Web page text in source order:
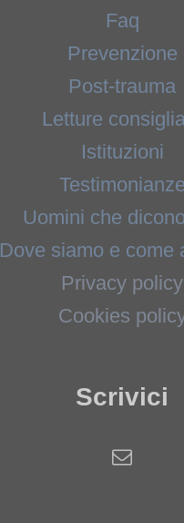
Faq
Prevenzione
Post-trauma
Letture
Istituzioni
Testimonianze
Uomini che
Dove siamo e come
Privacy policy
Cookies
Scrivici